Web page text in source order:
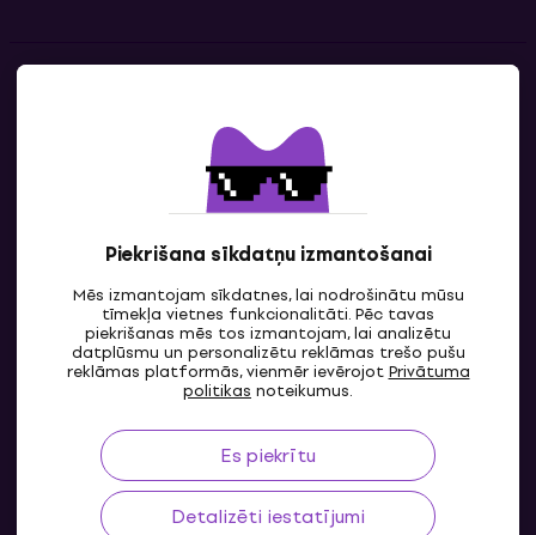
Piekrišana sīkdatņu izmantošanai
Mēs izmantojam sīkdatnes, lai nodrošinātu mūsu
tīmekļa vietnes funkcionalitāti. Pēc tavas
piekrišanas mēs tos izmantojam, lai analizētu
datplūsmu un personalizētu reklāmas trešo pušu
reklāmas platformās, vienmēr ievērojotPrivātuma
politikas noteikumus.
Es piekrītu
Detalizēti iestatījumi
Sazinies ar mums
LV